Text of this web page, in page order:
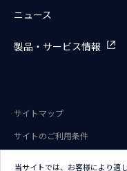
ニュース
製品・サービス情報
サイトマップ
サイトのご利用条件
当サイトでは、お客様により適